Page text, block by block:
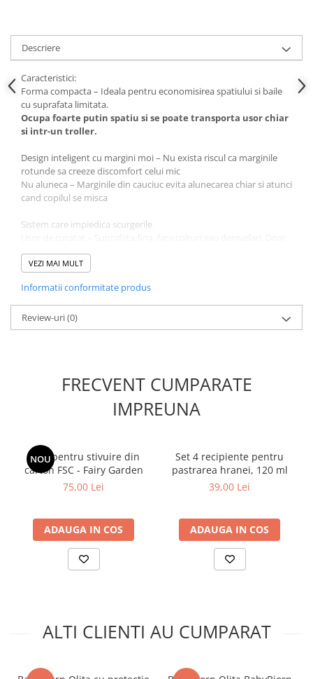
Descriere
Caracteristici:
Forma compacta – Ideala pentru economisirea spatiului si baile
cu suprafata limitata.
Ocupa foarte putin spatiu si se poate transporta usor chiar
si intr-un troller.
Design inteligent cu margini moi – Nu exista riscul ca marginile
rotunde sa creeze discomfort celui mic
Nu aluneca – Marginile din cauciuc evita alunecarea chiar si atunci
cand copilul se misca
Sistem care impiedica scurgerile
detasezi partea interioara, o golesti si o cureti cu o carpa umeda
sau sub un jet de apa
Maner practic – Manerul din spatele olitei faciliteaza mutarea
acesteia
Nu contine BPA, a fost testat si este sigur conform standardelor
europene si americane
VEZI MAI MULT
Informatii conformitate produs
Review-uri(0)
FRECVENT CUMPARATE
IMPREUNA
NOU
Cutii pentru stivuire din
carton FSC - Fairy Garden
75,00 Lei
ADAUGA IN COS
Set 4 recipiente pentru
pastrarea hranei, 120 ml
39,00 Lei
ADAUGA IN COS
ALTI CLIENTI AU CUMPARAT